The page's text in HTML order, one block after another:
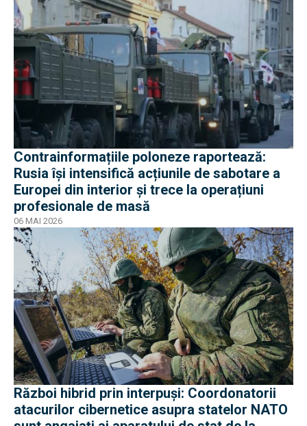
Contrainformațiile poloneze raportează:
Rusia își intensifică acțiunile de sabotare a
Europei din interior și trece la operațiuni
profesionale de masă
06 MAI 2026
Război hibrid prin interpuși: Coordonatorii
atacurilor cibernetice asupra statelor NATO